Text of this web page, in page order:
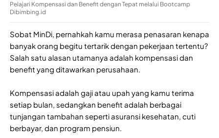
Pelajari Kompensasi dan Benefit dengan Tepat melalui Bootcamp
Dibimbing.id
Sobat MinDi, pernahkah kamu merasa penasaran kenapa
banyak orang begitu tertarik dengan pekerjaan tertentu?
Salah satu alasan utamanya adalah kompensasi dan
benefit yang ditawarkan perusahaan.
Kompensasi adalah gaji atau upah yang kamu terima
setiap bulan, sedangkan benefit adalah berbagai
tunjangan tambahan seperti asuransi kesehatan, cuti
berbayar, dan program pensiun.